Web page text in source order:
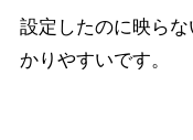
設定したのに映ら
かりやすいです。